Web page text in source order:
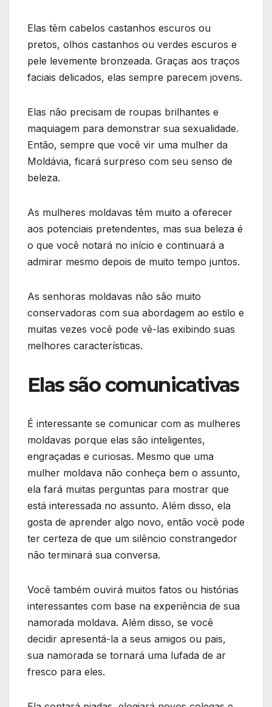
Elas têm cabelos castanhos escuros ou
pretos, olhos castanhos ou verdes escuros e
pele levemente bronzeada. Graças aos traços
faciais delicados, elas sempre parecem jovens.
Elas não precisam de roupas brilhantes e
maquiagem para demonstrar sua sexualidade.
Então, sempre que você vir uma mulher da
Moldávia, ficará surpreso com seu senso de
beleza.
As mulheres moldavas têm muito a oferecer
aos potenciais pretendentes, mas sua beleza é
o que você notará no início e continuará a
admirar mesmo depois de muito tempo juntos.
As senhoras moldavas não são muito
conservadoras com sua abordagem ao estilo e
muitas vezes você pode vê-las exibindo suas
melhores características.
Elas são comunicativas
É interessante se comunicar com as mulheres
moldavas porque elas são inteligentes,
engraçadas e curiosas. Mesmo que uma
mulher moldava não conheça bem o assunto,
ela fará muitas perguntas para mostrar que
está interessada no assunto. Além disso, ela
gosta de aprender algo novo, então você pode
ter certeza de que um silêncio constrangedor
não terminará sua conversa.
Você também ouvirá muitos fatos ou histórias
interessantes com base na experiência de sua
namorada moldava. Além disso, se você
decidir apresentá-la a seus amigos ou pais,
sua namorada se tornará uma lufada de ar
fresco para eles.